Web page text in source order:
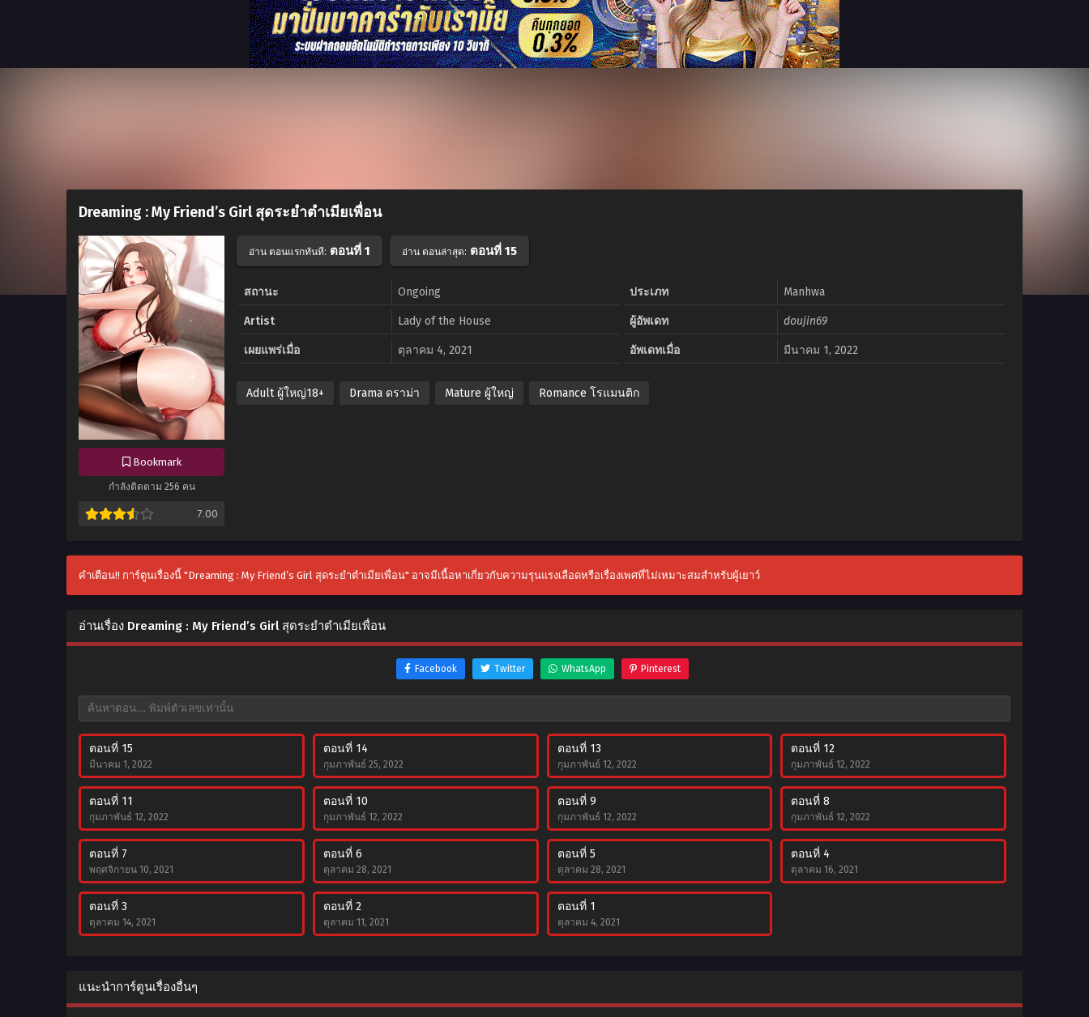
Dreaming : My Friend’s Girl สุดระยำตำเมียเพื่อน
Bookmark
กำลังติดตาม 256 คน
7.00
อ่าน ตอนแรกทันที: ตอนที่ 1 อ่าน ตอนล่าสุด: ตอนที่ 15
สถานะ Ongoing ประเภท Manhwa
Artist Lady of the House ผู้อัพเดท doujin69
เผยแพร่เมื่อ ตุลาคม 4, 2021 อัพเดทเมื่อ มีนาคม 1, 2022
Adult ผู้ใหญ่18+ Drama ดราม่า Mature ผู้ใหญ่ Romance โรแมนติก
คำเตือน!! การ์ตูนเรื่องนี้ "Dreaming : My Friend’s Girl สุดระยำตำเมียเพื่อน" อาจมีเนื้อหาเกี่ยวกับความรุนแรงเลือดหรือเรื่องเพศที่ไม่เหมาะสมสำหรับผู้เยาว์
อ่านเรื่อง Dreaming : My Friend’s Girl สุดระยำตำเมียเพื่อน
Facebook Twitter WhatsApp Pinterest
ตอนที่ 15
มีนาคม 1, 2022
ตอนที่ 14
กุมภาพันธ์ 25, 2022
ตอนที่ 13
กุมภาพันธ์ 12, 2022
ตอนที่ 12
กุมภาพันธ์ 12, 2022
ตอนที่ 11
กุมภาพันธ์ 12, 2022
ตอนที่ 10
กุมภาพันธ์ 12, 2022
ตอนที่ 9
กุมภาพันธ์ 12, 2022
ตอนที่ 8
กุมภาพันธ์ 12, 2022
ตอนที่ 7
พฤศจิกายน 10, 2021
ตอนที่ 6
ตุลาคม 28, 2021
ตอนที่ 5
ตุลาคม 28, 2021
ตอนที่ 4
ตุลาคม 16, 2021
ตอนที่ 3
ตุลาคม 14, 2021
ตอนที่ 2
ตุลาคม 11, 2021
ตอนที่ 1
ตุลาคม 4, 2021
แนะนำการ์ตูนเรื่องอื่นๆ